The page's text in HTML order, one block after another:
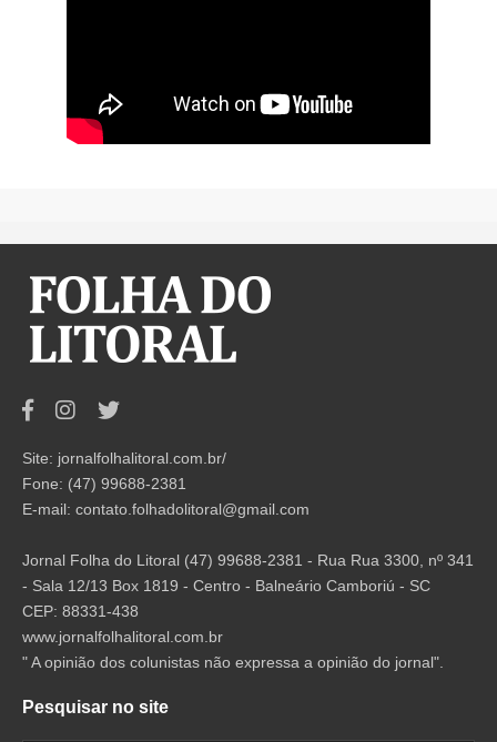
Site: jornalfolhalitoral.com.br/
Fone: (47) 99688-2381
E-mail: contato.folhadolitoral@gmail.com
Jornal Folha do Litoral (47) 99688-2381 - Rua Rua 3300, nº 341
- Sala 12/13 Box 1819 - Centro - Balneário Camboriú - SC
CEP: 88331-438
www.jornalfolhalitoral.com.br
" A opinião dos colunistas não expressa a opinião do jornal".
Pesquisar no site